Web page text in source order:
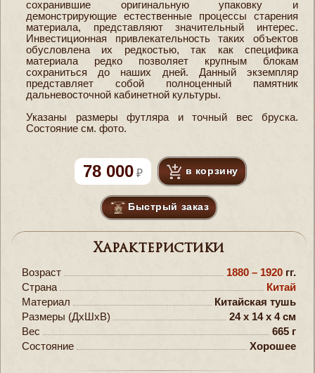
сохранившие оригинальную упаковку и
демонстрирующие естественные процессы старения
материала, представляют значительный интерес.
Инвестиционная привлекательность таких объектов
обусловлена их редкостью, так как специфика
материала редко позволяет крупным блокам
сохраниться до наших дней. Данный экземпляр
представляет собой полноценный памятник
дальневосточной кабинетной культуры.
Указаны размеры футляра и точный вес бруска.
Состояние см. фото.
78 000 в корзину
Быстрый заказ
Характеристики
Возраст 1880 – 1920 гг.
Страна
Китай
Материал
Китайская тушь
Размеры (ДxШxВ)
24 x 14 x 4 см
Вес
665 г
Состояние
Хорошее